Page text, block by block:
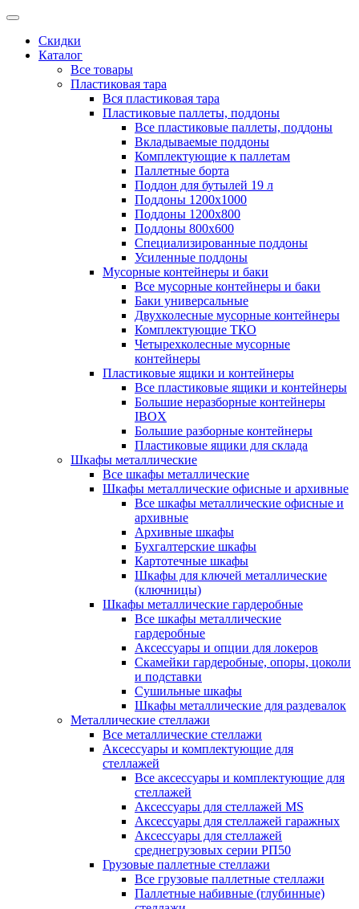
Скидки
Каталог
Все товары
Пластиковая тара
Вся пластиковая тара
Пластиковые паллеты, поддоны
Все пластиковые паллеты, поддоны
Вкладываемые поддоны
Комплектующие к паллетам
Паллетные борта
Поддон для бутылей 19 л
Поддоны 1200х1000
Поддоны 1200х800
Поддоны 800х600
Специализированные поддоны
Усиленные поддоны
Мусорные контейнеры и баки
Все мусорные контейнеры и баки
Баки универсальные
Двухколесные мусорные контейнеры
Комплектующие ТКО
Четырехколесные мусорные
контейнеры
Пластиковые ящики и контейнеры
Все пластиковые ящики и контейнеры
Большие неразборные контейнеры
IBOX
Большие разборные контейнеры
Пластиковые ящики для склада
Шкафы металлические
Все шкафы металлические
Шкафы металлические офисные и архивные
Все шкафы металлические офисные и
архивные
Архивные шкафы
Бухгалтерские шкафы
Картотечные шкафы
Шкафы для ключей металлические
(ключницы)
Шкафы металлические гардеробные
Все шкафы металлические
гардеробные
Аксессуары и опции для локеров
Скамейки гардеробные, опоры, цоколи
и подставки
Сушильные шкафы
Шкафы металлические для раздевалок
Металлические стеллажи
Все металлические стеллажи
Аксессуары и комплектующие для
стеллажей
Все аксессуары и комплектующие для
стеллажей
Аксессуары для стеллажей MS
Аксессуары для стеллажей гаражных
Аксессуары для стеллажей
среднегрузовых серии РП50
Грузовые паллетные стеллажи
Все грузовые паллетные стеллажи
Паллетные набивные (глубинные)